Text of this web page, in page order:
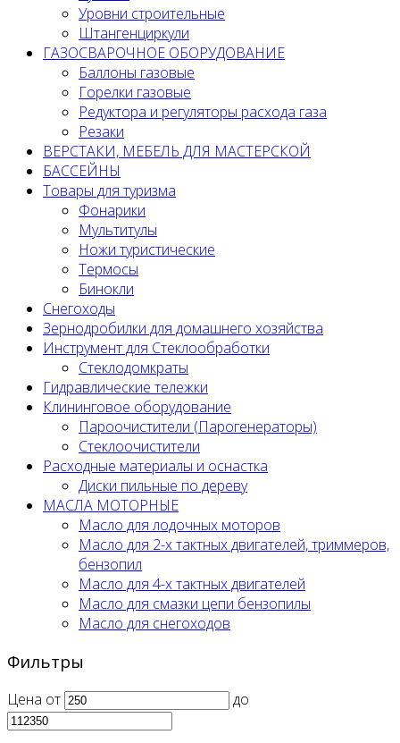
Уровни строительные
Штангенциркули
ГАЗОСВАРОЧНОЕ ОБОРУДОВАНИЕ
Баллоны газовые
Горелки газовые
Редуктора и регуляторы расхода газа
Резаки
ВЕРСТАКИ, МЕБЕЛЬ ДЛЯ МАСТЕРСКОЙ
БАССЕЙНЫ
Товары для туризма
Фонарики
Мультитулы
Ножи туристические
Термосы
Бинокли
Снегоходы
Зернодробилки для домашнего хозяйства
Инструмент для Стеклообработки
Стеклодомкраты
Гидравлические тележки
Клининговое оборудование
Пароочистители (Парогенераторы)
Стеклоочистители
Расходные материалы и оснастка
Диски пильные по дереву
МАСЛА МОТОРНЫЕ
Масло для лодочных моторов
Масло для 2-х тактных двигателей, триммеров,
бензопил
Масло для 4-х тактных двигателей
Масло для смазки цепи бензопилы
Масло для снегоходов
Фильтры
Цена от до